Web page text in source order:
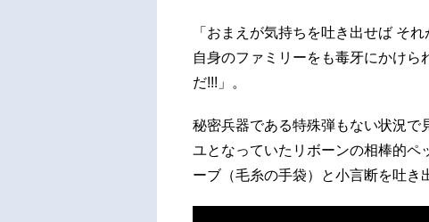
「おまえが気持ちを吐き出せば そ
自身のファミリーをも毒牙にかけ
だ!!!」。
秘密兵器である特殊弾もない状況で
ユとなっていたリボーンの相棒的
ーブ（毛糸の手袋）と小言断を吐き